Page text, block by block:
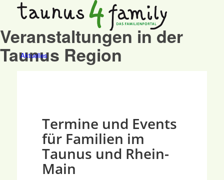
Aktuelles
Taunus entdecken
Veranstaltungen in der
Taunus Region
Termine und Events
für Familien im
Taunus und Rhein-
Main